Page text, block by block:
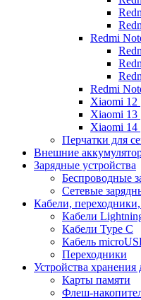
Redmi
Redmi
Xiaomi 12
Xiaomi 13
Xiaomi 14
Перчатки для
Внешние
Зарядные устройства
Беспроводные
Сетевые
Кабели,
Кабели
Кабели Type C
Кабель
Переходники
Устройства
Карты памяти
Флеш-